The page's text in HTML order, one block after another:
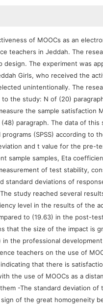
of MOOCs as an
teachers in Jeddah. The
The experiment was
Girls, who received the
unintentionally. The
the study: N of (20)
the sample satisfaction
paragraph. The data of this
(SPSS) according to
and t value for the pre-
sample samples, Eta
of test stability,
standard deviations of
study reached several
level in the results of the
to (19.63) in the post-
that the size of the impact is
the professional
teachers on the use of
that there is
the use of MOOCs as a
-The standard deviation of
sign of the great homogeneity